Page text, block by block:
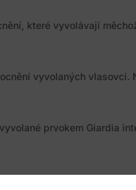
které vyvolávají
vyvolaných vlasovci.
prvokem Giardia
C. Virus se přenáší skrze